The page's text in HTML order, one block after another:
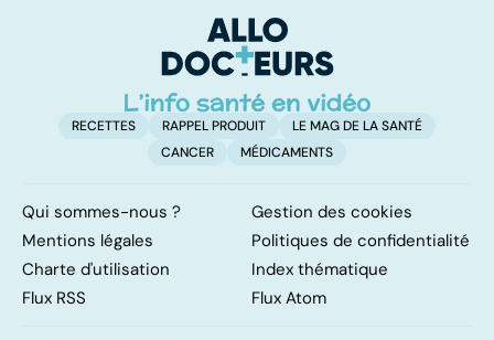
étroits
RECETTES RAPPEL PRODUIT
LE MAG DE LA SANTÉ
CANCER
MÉDICAMENTS
Qui sommes-nous ?
Gestion des cookies
Mentions légales
Politiques de confidentialité
Charte d'utilisation
Index thématique
Flux RSS
Flux Atom